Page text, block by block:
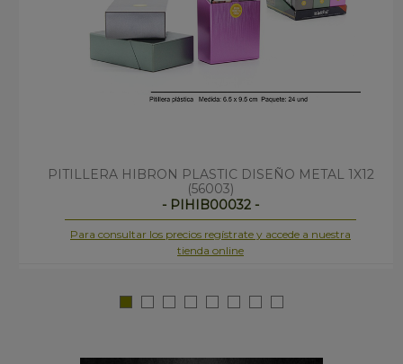
PITILLERA HIBRON PLASTIC DISEÑO METAL 1X12
(56003)
- PIHIB00032 -
Para consultar los precios regístrate y accede a nuestra
tienda online